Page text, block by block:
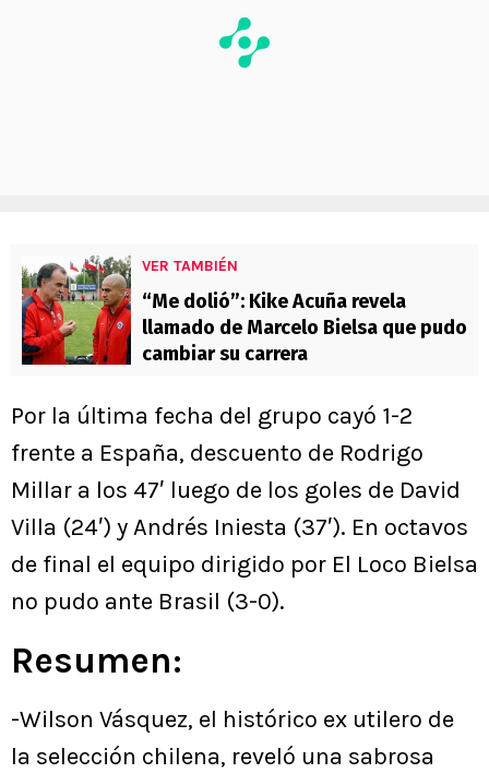
VER TAMBIÉN
“Me dolió”: Kike Acuña revela
llamado de Marcelo Bielsa que pudo
cambiar su carrera
Por la última fecha del grupo cayó 1-2
frente a España, descuento de Rodrigo
Millar a los 47′ luego de los goles de David
Villa (24′) y Andrés Iniesta (37′). En octavos
de final el equipo dirigido por El Loco Bielsa
no pudo ante Brasil (3-0).
Resumen:
-Wilson Vásquez, el histórico ex utilero de
la selección chilena, reveló una sabrosa